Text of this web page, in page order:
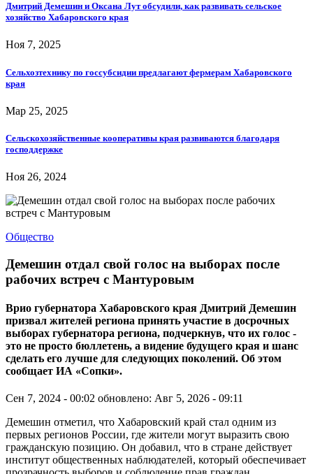
Дмитрий Демешин и Оксана Лут обсудили, как развивать сельское
хозяйство Хабаровского края
Ноя 7, 2025
Сельхозтехнику по госсубсидии предлагают фермерам Хабаровского
края
Мар 25, 2025
Сельскохозяйственные кооперативы края развиваются благодаря
господдержке
Ноя 26, 2024
Общество
Демешин отдал свой голос на выборах после
рабочих встреч с Мантуровым
Врио губернатора Хабаровского края Дмитрий Демешин
призвал жителей региона принять участие в досрочных
выборах губернатора региона, подчеркнув, что их голос -
это не просто бюллетень, а видение будущего края и шанс
сделать его лучше для следующих поколений. Об этом
сообщает ИА «Сопки».
Сен 7, 2024 - 00:02 обновлено: Авг 5, 2026 - 09:11
Демешин отметил, что Хабаровский край стал одним из
первых регионов России, где жители могут выразить свою
гражданскую позицию. Он добавил, что в стране действует
институт общественных наблюдателей, который обеспечивает